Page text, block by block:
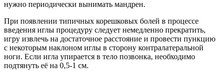
нужно периодически вынимать мандрен.
При появлении типичных корешковых болей в процессе
введения иглы процедуру следует немедленно прекратить,
игру извлечь на достаточное расстояние и провести пункцию
с некоторым наклоном иглы в сторону контралатеральной
ноги. Если игла упирается в тело позвонка, необходимо
подтянуть её на 0,5-1 см.